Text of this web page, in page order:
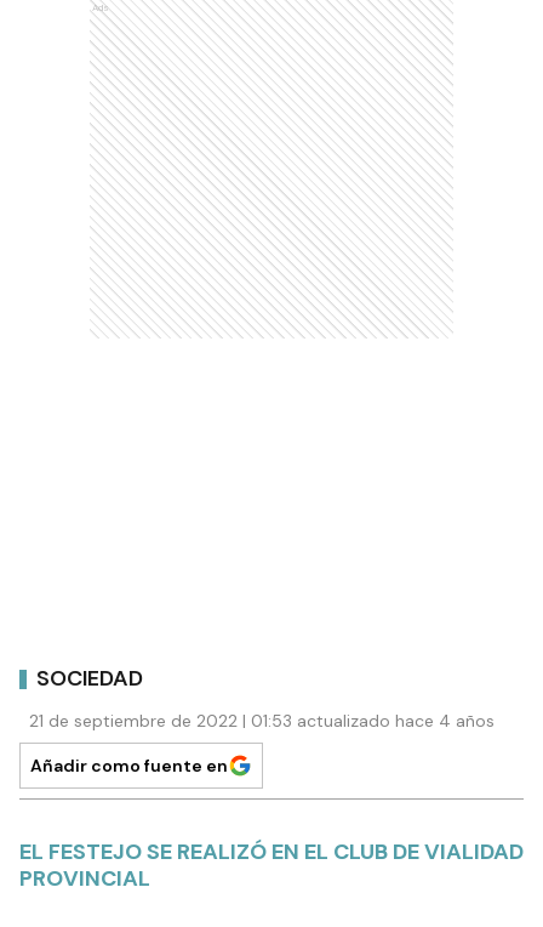
Ads
SOCIEDAD
21 de septiembre de 2022 | 01:53 actualizado hace 4 años
Añadir como fuente en
EL FESTEJO SE REALIZÓ EN EL CLUB DE VIALIDAD
PROVINCIAL